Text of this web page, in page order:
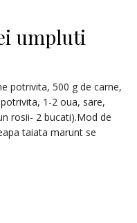
umpluti
potrivita, 500 g de carne,
1-2 oua, sare,
rosii- 2 bucati).Mod de
taiata marunt se